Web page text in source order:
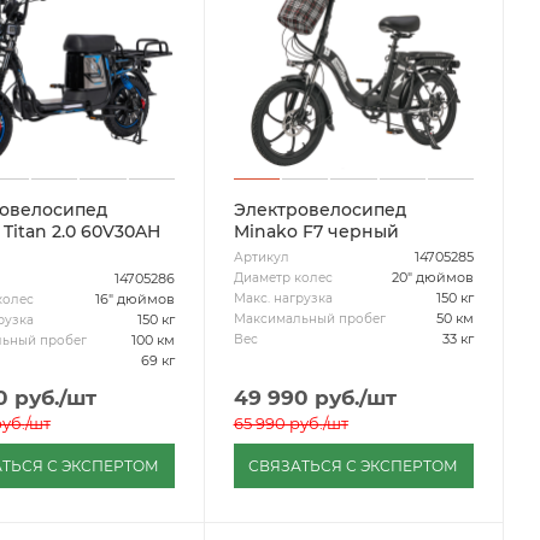
2.0 60V30AH
14705286
16" дюймов
150 кг
пробег
100 км
69 кг
руб./шт
/шт
С ЭКСПЕРТОМ
Электровелосипед
Minako F7 черный
Артикул 14705285
Диаметр колес 20" дюймов
Макс. нагрузка 150 кг
Максимальный пробег 50 км
Вес 33 кг
49 990 руб./шт
65 990руб./шт
СВЯЗАТЬСЯ С ЭКСПЕРТОМ